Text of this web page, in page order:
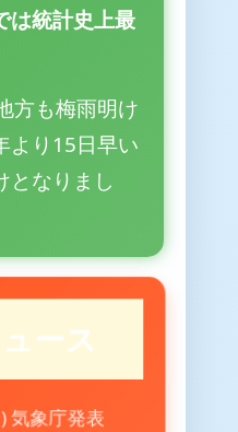
は統計史上最
方も梅雨明け
より15日早い
となりまし
ース
気象庁発表